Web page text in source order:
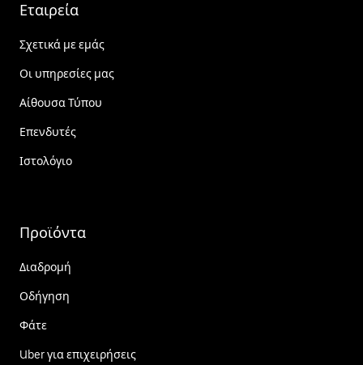
Εταιρεία
Σχετικά με εμάς
Οι υπηρεσίες μας
Αίθουσα Τύπου
Επενδυτές
Ιστολόγιο
Προϊόντα
Διαδρομή
Οδήγηση
Φάτε
Uber για επιχειρήσεις